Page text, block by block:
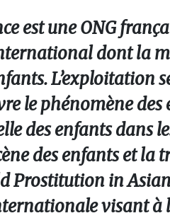
est une ONG
dont la
L’exploitation
le phénomène
des enfants dans
des enfants et la
Prostitution in
visant